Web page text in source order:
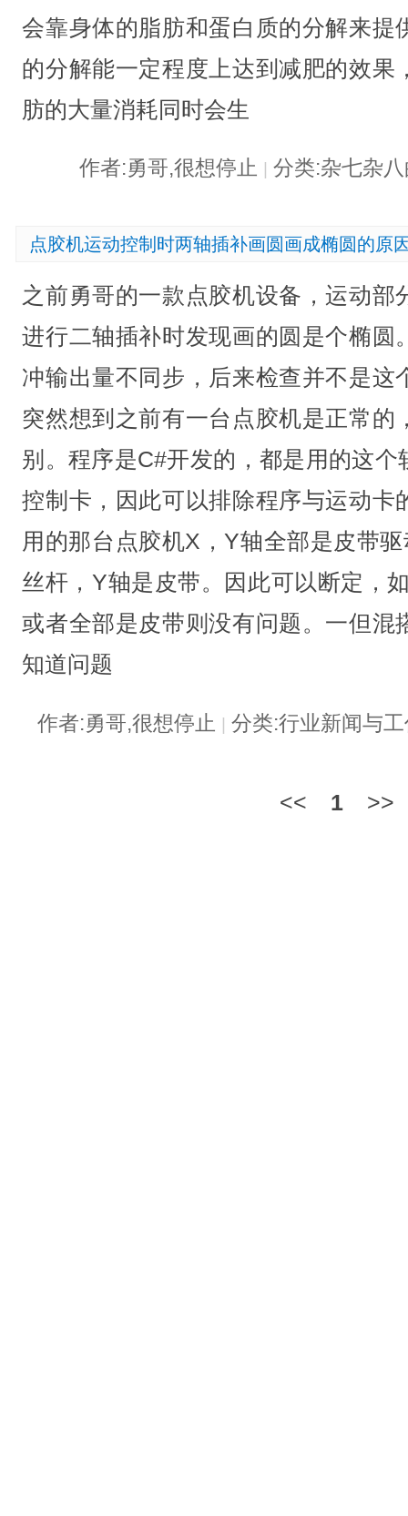
会靠身体的脂肪和蛋白质的分解来提
的分解能一定程度上达到减肥的效果
肪的大量消耗同时会生
作者:勇哥,很想停止 分类:杂七杂
点胶机运动控制时两轴插补画圆画成椭圆的原
之前勇哥的一款点胶机设备，运动部
进行二轴插补时发现画的圆是个椭圆
冲输出量不同步，后来检查并不是这
突然想到之前有一台点胶机是正常的
别。程序是C#开发的，都是用的这
控制卡，因此可以排除程序与运动卡
用的那台点胶机X，Y轴全部是皮带
丝杆，Y轴是皮带。因此可以断定，
或者全部是皮带则没有问题。一但混
知道问题
作者:勇哥,很想停止 分类:行业新闻与
<< 1 >>